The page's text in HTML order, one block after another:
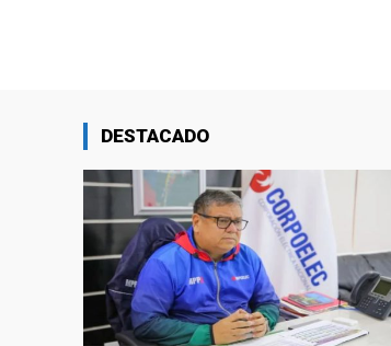
DESTACADO